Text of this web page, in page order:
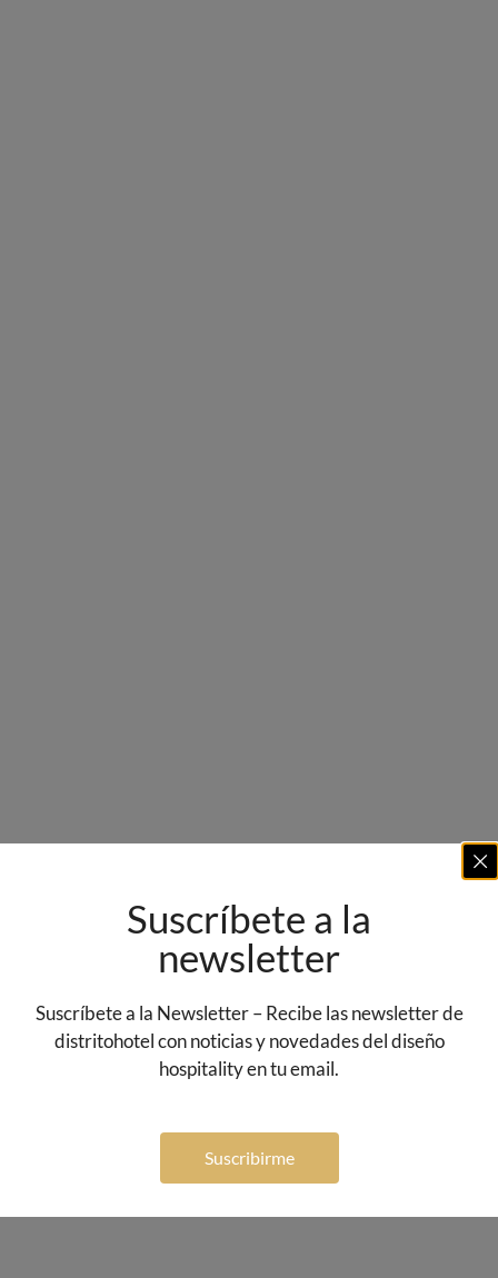
Suscríbete a la
newsletter
Suscríbete a la Newsletter – Recibe las newsletter de
distritohotel con noticias y novedades del diseño
hospitality en tu email.
Suscribirme